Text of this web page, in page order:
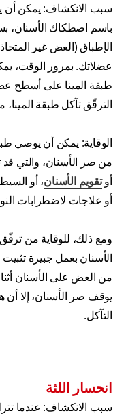
سبب الانكشاف: يمكن أن
باسم اصطكاك الأسنان،
الإطباق (العض غير
عضلاتك. بمرور الوقت،
طبقة المينا على أسطح
الترقّق تآكل طبقة
الوقاية : يمكن أن يوصي
من صر الأسنان، والتي قد
أوتقويم الأسنان، أو
أو علاجات لاضطرابات
ومع ذلك، للوقاية من
الأسنان بعمل جبيرة
من العض على الأسنان
يوقف صر الأسنان، إلا
التآكل.
انحسار اللثة
سبب الانكشاف: عندما